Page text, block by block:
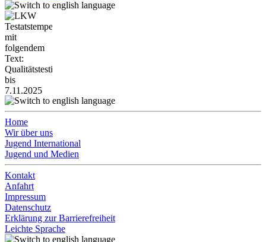
Home
Wir über uns
Jugend International
Jugend und Medien
Kontakt
Anfahrt
Impressum
Datenschutz
Erklärung zur Barrierefreiheit
Leichte Sprache